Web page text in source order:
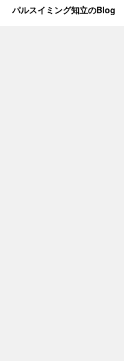
パルスイミング知立のBlog